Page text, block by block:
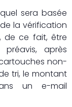
sera basée
la vérification
de ce fait, être
après
non-
tri, le montant
un e-mail